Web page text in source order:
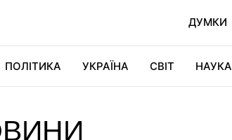
ДУМКИ
ПОЛІТИКА УКРАЇНА СВІТ НАУКА